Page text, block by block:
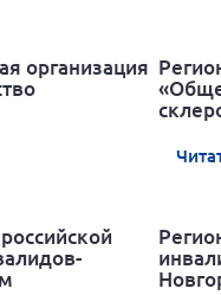
организация